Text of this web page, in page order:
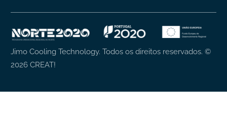
Jimo Cooling Technology. Todos os direitos reservados. ©
2026 CREAT!